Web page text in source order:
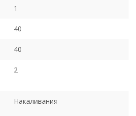
1
40
40
2
Накаливания